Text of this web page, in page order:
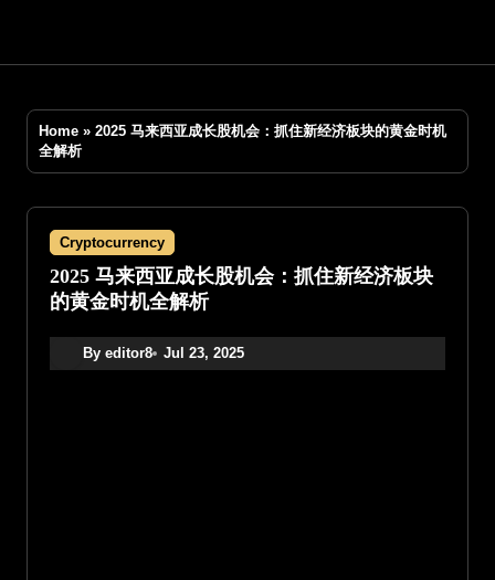
Home » 2025 马来西亚成长股机会：抓住新经济板块的黄金时机
全解析
Cryptocurrency
2025 马来西亚成长股机会：抓住新经济板块
的黄金时机全解析
By editor8 Jul 23, 2025